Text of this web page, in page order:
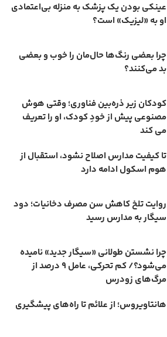
عینکی‌ بودن یک پزشک به منزله بی‌اعتمادی
او به «لیزیک» است؟
چرا بعضی رنگ‌ها حال‌مان را خوب و بعضی
بد می‌کنند؟
کودکان زیر ذره‌بین فناوری؛ وقتی هوش
مصنوعی پیش از خودِ کودک، او را تعریف
می ‌کند
تا کیفیت مدارس اصلاح نشود، استقبال از
هوم ‌اسکول ادامه دارد
روایت تلخ کاهش سن مصرف دخانیات؛ دود
سیگار به مدارس رسید
چرا نشستن طولانی «سیگار جدید» نامیده
می‌شود؟/ کم‌ تحرکی، عامل ۹ درصد از
مرگ‌های زودرس
هانتاویروس؛ از علائم تا راه‌های پیشگیری